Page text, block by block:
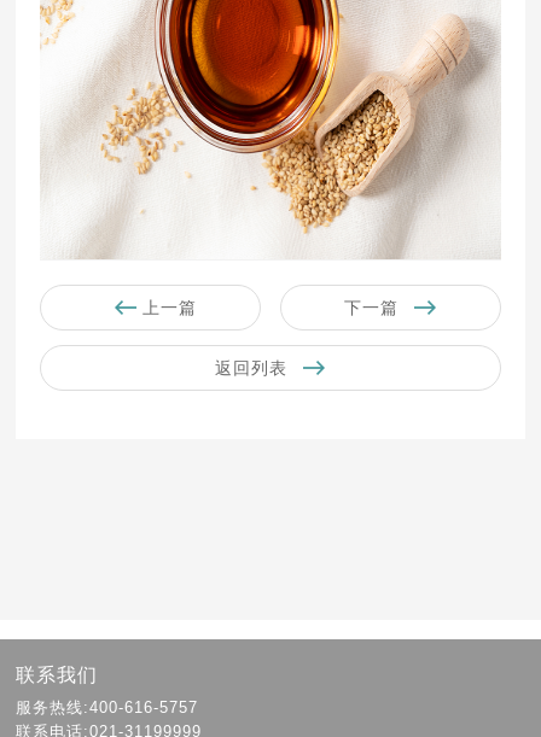
上一篇 下一篇
返回列表
联系我们
服务热线:400-616-5757
联系电话:021-31199999